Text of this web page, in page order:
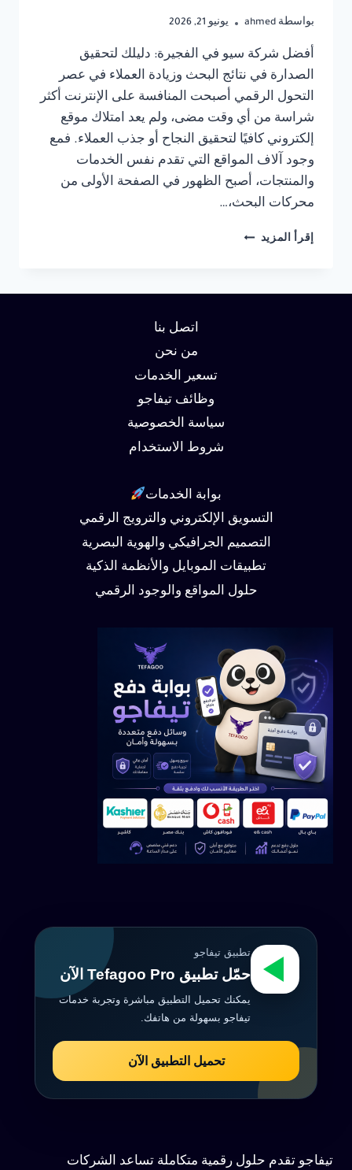
بواسطة ahmed يونيو 21, 2026
أفضل شركة سيو في الفجيرة: دليلك لتحقيق
الصدارة في نتائج البحث وزيادة العملاء في عصر
التحول الرقمي أصبحت المنافسة على الإنترنت أكثر
شراسة من أي وقت مضى، ولم يعد امتلاك موقع
إلكتروني كافيًا لتحقيق النجاح أو جذب العملاء. فمع
وجود آلاف المواقع التي تقدم نفس الخدمات
والمنتجات، أصبح الظهور في الصفحة الأولى من
محركات البحث،…
إقرأ المزيد شركة
اتصل بنا
من نحن
تسعير الخدمات
وظائف تيفاجو
سياسة الخصوصية
شروط الاستخدام
بوابة الخدمات
التسويق الإلكتروني والترويج الرقمي
التصميم الجرافيكي والهوية البصرية
تطبيقات الموبايل والأنظمة الذكية
حلول المواقع والوجود الرقمي
تطبيق تيفاجو
حمّل تطبيق Tefagoo Pro الآن
يمكنك تحميل التطبيق مباشرة وتجربة خدمات
تيفاجو بسهولة من هاتفك.
تحميل التطبيق الآن
تيفاجو تقدم حلول رقمية متكاملة تساعد الشركات